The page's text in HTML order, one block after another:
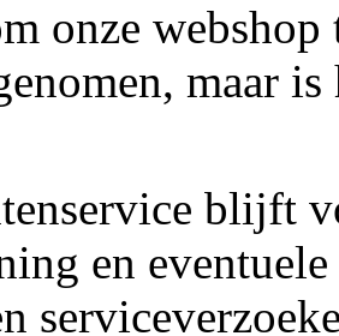
onze
maar
blijft
en